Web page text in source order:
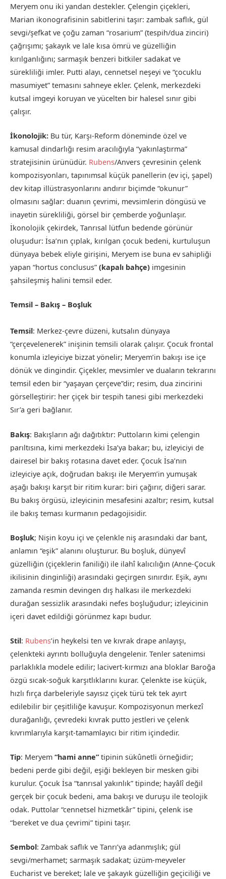
Meryem onu iki yandan destekler. Çelengin çiçekleri,
Marian ikonografisinin sabitlerini taşır: zambak saflık, gül
sevgi/şefkat ve çoğu zaman “rosarium” (tespih/dua zinciri)
çağrışımı; şakayık ve lale kısa ömrü ve güzelliğin
kırılganlığını; sarmaşık benzeri bitkiler sadakat ve
sürekliliği imler. Putti alayı, cennetsel neşeyi ve “çocuklu
masumiyet” temasını sahneye ekler. Çelenk, merkezdeki
kutsal imgeyi koruyan ve yücelten bir halesel sınır gibi
çalışır.
İkonolojik: Bu tür, Karşı-Reform döneminde özel ve
kamusal dindarlığı resim aracılığıyla “yakınlaştırma”
stratejisinin ürünüdür. Rubens/Anvers çevresinin çelenk
kompozisyonları, tapınımsal küçük panellerin (ev içi, şapel)
dev kitap illüstrasyonlarını andırır biçimde “okunur”
olmasını sağlar: duanın çevrimi, mevsimlerin döngüsü ve
inayetin sürekliliği, görsel bir çemberde yoğunlaşır.
İkonolojik çekirdek, Tanrısal lütfun bedende görünür
oluşudur: İsa’nın çıplak, kırılgan çocuk bedeni, kurtuluşun
dünyaya bebek eliyle girişini, Meryem ise buna ev sahipliği
yapan “hortus conclusus” (kapalı bahçe) imgesinin
şahsileşmiş halini temsil eder.
Temsil – Bakış – Boşluk
Temsil: Merkez-çevre düzeni, kutsalın dünyaya
“çerçevelenerek” inişinin temsili olarak çalışır. Çocuk frontal
konumla izleyiciye bizzat yönelir; Meryem’in bakışı ise içe
dönük ve dingindir. Çiçekler, mevsimler ve duaların tekrarını
temsil eden bir “yaşayan çerçeve”dir; resim, dua zincirini
görselleştirir: her çiçek bir tespih tanesi gibi merkezdeki
Sır’a geri bağlanır.
Bakış: Bakışların ağı dağıtıktır: Puttoların kimi çelengin
parıltısına, kimi merkezdeki İsa’ya bakar; bu, izleyiciyi de
dairesel bir bakış rotasına davet eder. Çocuk İsa’nın
izleyiciye açık, doğrudan bakışı ile Meryem’in yumuşak
aşağı bakışı karşıt bir ritim kurar: biri çağırır, diğeri sarar.
Bu bakış örgüsü, izleyicinin mesafesini azaltır; resim, kutsal
ile bakış teması kurmanın pedagojisidir.
Boşluk; Nişin koyu içi ve çelenkle niş arasındaki dar bant,
anlamın “eşik” alanını oluşturur. Bu boşluk, dünyevî
güzelliğin (çiçeklerin faniliği) ile ilahî kalıcılığın (Anne-Çocuk
ikilisinin dinginliği) arasındaki geçirgen sınırdır. Eşik, aynı
zamanda resmin devingen dış halkası ile merkezdeki
durağan sessizlik arasındaki nefes boşluğudur; izleyicinin
içeri davet edildiği görünmez kapı budur.
Stil: Rubens’in heykelsi ten ve kıvrak drape anlayışı,
çelenkteki ayrıntı bolluğuyla dengelenir. Tenler satenimsi
parlaklıkla modele edilir; lacivert-kırmızı ana bloklar Baroğa
özgü sıcak-soğuk karşıtlıklarını kurar. Çelenkte ise küçük,
hızlı fırça darbeleriyle sayısız çiçek türü tek tek ayırt
edilebilir bir çeşitliliğe kavuşur. Kompozisyonun merkezî
durağanlığı, çevredeki kıvrak putto jestleri ve çelenk
kıvrımlarıyla karşıt-tamamlayıcı bir ritim içindedir.
Tip: Meryem “hami anne” tipinin sükûnetli örneğidir;
bedeni perde gibi değil, eşiği bekleyen bir mesken gibi
kurulur. Çocuk İsa “tanrısal yakınlık” tipinde; hayâlî değil
gerçek bir çocuk bedeni, ama bakışı ve duruşu ile teolojik
odak. Puttolar “cennetsel hizmetkâr” tipini, çelenk ise
“bereket ve dua çevrimi” tipini taşır.
Sembol: Zambak saflık ve Tanrı’ya adanmışlık; gül
sevgi/merhamet; sarmaşık sadakat; üzüm-meyveler
Eucharist ve bereket; lale ve şakayık güzelliğin geçiciliği ve